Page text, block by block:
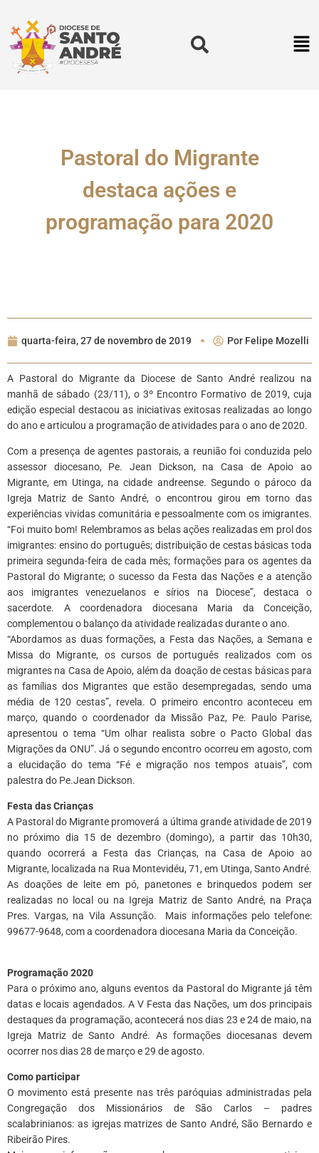
Pastoral do Migrante
destaca ações e
programação para 2020
quarta-feira, 27 de novembro de 2019 Por Felipe Mozelli
A Pastoral do Migrante da Diocese de Santo André realizou na
manhã de sábado (23/11), o 3º Encontro Formativo de 2019, cuja
edição especial destacou as iniciativas exitosas realizadas ao longo
do ano e articulou a programação de atividades para o ano de 2020.
Com a presença de agentes pastorais, a reunião foi conduzida pelo
assessor diocesano, Pe. Jean Dickson, na Casa de Apoio ao
Migrante, em Utinga, na cidade andreense. Segundo o pároco da
Igreja Matriz de Santo André, o encontrou girou em torno das
experiências vividas comunitária e pessoalmente com os imigrantes.
“Foi muito bom! Relembramos as belas ações realizadas em prol dos
imigrantes: ensino do português; distribuição de cestas básicas toda
primeira segunda-feira de cada mês; formações para os agentes da
Pastoral do Migrante; o sucesso da Festa das Nações e a atenção
aos imigrantes venezuelanos e sírios na Diocese”, destaca o
sacerdote. A coordenadora diocesana Maria da Conceição,
complementou o balanço da atividade realizadas durante o ano.
“Abordamos as duas formações, a Festa das Nações, a Semana e
Missa do Migrante, os cursos de português realizados com os
migrantes na Casa de Apoio, além da doação de cestas básicas para
as famílias dos Migrantes que estão desempregadas, sendo uma
média de 120 cestas”, revela. O primeiro encontro aconteceu em
março, quando o coordenador da Missão Paz, Pe. Paulo Parise,
apresentou o tema “Um olhar realista sobre o Pacto Global das
Migrações da ONU”. Já o segundo encontro ocorreu em agosto, com
a elucidação do tema “Fé e migração nos tempos atuais”, com
palestra do Pe.Jean Dickson.
Festa das Crianças
A Pastoral do Migrante promoverá a última grande atividade de 2019
no próximo dia 15 de dezembro (domingo), a partir das 10h30,
quando ocorrerá a Festa das Crianças, na Casa de Apoio ao
Migrante, localizada na Rua Montevidéu, 71, em Utinga, Santo André.
As doações de leite em pó, panetones e brinquedos podem ser
realizadas no local ou na Igreja Matriz de Santo André, na Praça
Pres. Vargas, na Vila Assunção. Mais informações pelo telefone:
99677-9648, com a coordenadora diocesana Maria da Conceição.
Programação 2020
Para o próximo ano, alguns eventos da Pastoral do Migrante já têm
datas e locais agendados. A V Festa das Nações, um dos principais
destaques da programação, acontecerá nos dias 23 e 24 de maio, na
Igreja Matriz de Santo André. As formações diocesanas devem
ocorrer nos dias 28 de março e 29 de agosto.
Como participar
O movimento está presente nas três paróquias administradas pela
Congregação dos Missionários de São Carlos – padres
scalabrinianos: as igrejas matrizes de Santo André, São Bernardo e
Ribeirão Pires.